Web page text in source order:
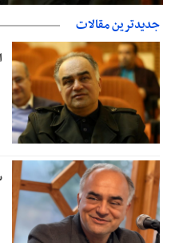
از خیابان انسجام تا افتراق!
جدیدترین مقالات